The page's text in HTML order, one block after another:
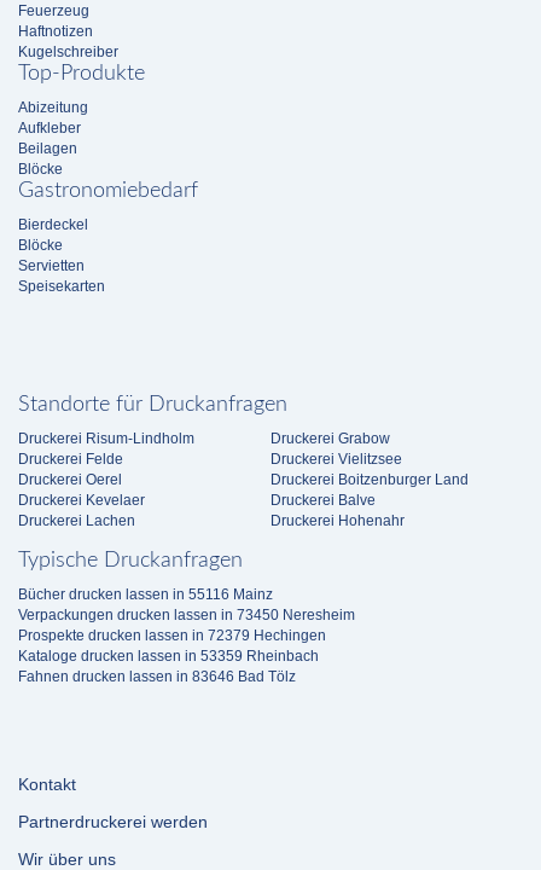
Feuerzeug
Haftnotizen
Kugelschreiber
Top-Produkte
Abizeitung
Aufkleber
Beilagen
Blöcke
Gastronomiebedarf
Bierdeckel
Blöcke
Servietten
Speisekarten
Standorte für Druckanfragen
Druckerei Risum-Lindholm
Druckerei Felde
Druckerei Oerel
Druckerei Kevelaer
Druckerei Lachen
Druckerei Grabow
Druckerei Vielitzsee
Druckerei Boitzenburger Land
Druckerei Balve
Druckerei Hohenahr
Typische Druckanfragen
Bücher drucken lassen in 55116 Mainz
Verpackungen drucken lassen in 73450 Neresheim
Prospekte drucken lassen in 72379 Hechingen
Kataloge drucken lassen in 53359 Rheinbach
Fahnen drucken lassen in 83646 Bad Tölz
Kontakt
Partnerdruckerei werden
Wir über uns